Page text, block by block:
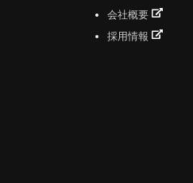
会社概要
採用情報